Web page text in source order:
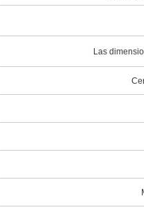
Las